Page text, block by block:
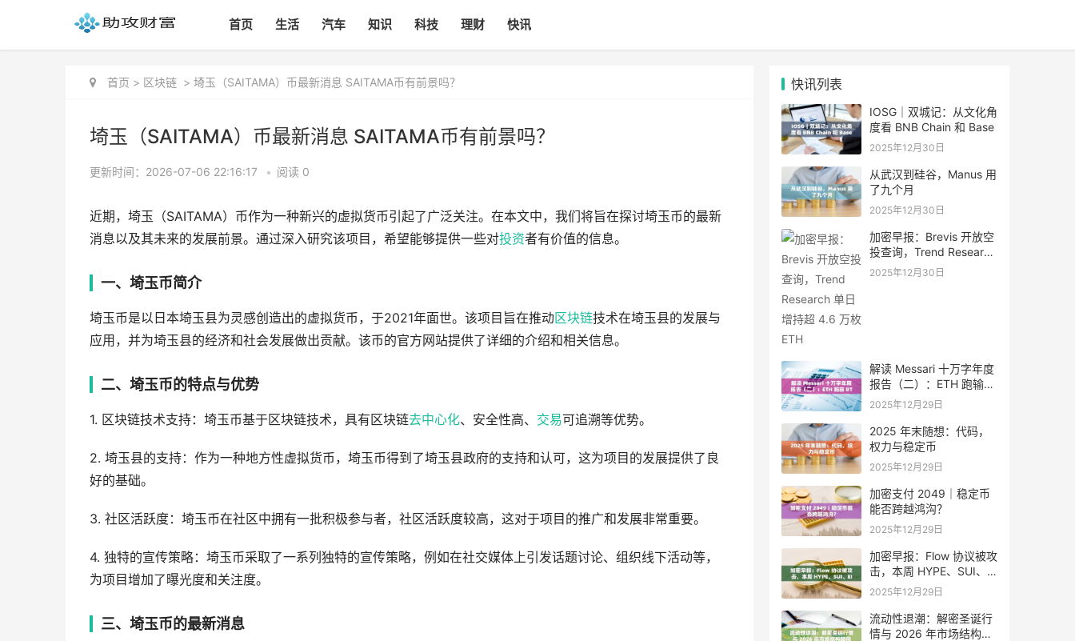
首页 生活 汽车 知识 科技 理财 快讯
首页 > 区块链 > 埼玉（SAITAMA）币最新消息 SAITAMA币有前景吗？
埼玉（SAITAMA）币最新消息 SAITAMA币有前景吗？
更新时间：2026-07-06 22:16:17 • 阅读 0
近期，埼玉（SAITAMA）币作为一种新兴的虚拟货币引起了广泛关注。在本文中，我们将旨在探讨埼玉币的最新
消息以及其未来的发展前景。通过深入研究该项目，希望能够提供一些对投资者有价值的信息。
一、埼玉币简介
埼玉币是以日本埼玉县为灵感创造出的虚拟货币，于2021年面世。该项目旨在推动区块链技术在埼玉县的发展与
应用，并为埼玉县的经济和社会发展做出贡献。该币的官方网站提供了详细的介绍和相关信息。
二、埼玉币的特点与优势
1. 区块链技术支持：埼玉币基于区块链技术，具有区块链去中心化、安全性高、 交易可追溯等优势。
2. 埼玉县的支持：作为一种地方性虚拟货币，埼玉币得到了埼玉县政府的支持和认可，这为项目的发展提供了良
好的基础。
3. 社区活跃度：埼玉币在社区中拥有一批积极参与者，社区活跃度较高，这对于项目的推广和发展非常重要。
4. 独特的宣传策略：埼玉币采取了一系列独特的宣传策略，例如在社交媒体上引发话题讨论、组织线下活动等，
为项目增加了曝光度和关注度。
三、埼玉币的最新消息
快讯列表
IOSG｜双城记：从文化角
度看 BNB Chain 和 Base
2025年12月30日
从武汉到硅谷，Manus 用
了九个月
2025年12月30日
加密早报：Brevis 开放空
投查询，Trend Research
单日增持超 4.6 万枚 ETH
2025年12月30日
解读 Messari 十万字年度
报告（二）：ETH 跑输
BTC，是边缘化还是定价
2025年12月29日
2025 年末随想：代码，
权力与稳定币
2025年12月29日
加密支付 2049｜稳定币
能否跨越鸿沟？
2025年12月29日
加密早报：Flow 协议被攻
击，本周 HYPE、SUI、
EIGEN 等代币将迎来大额
2025年12月29日
流动性退潮：解密圣诞行
情与 2026 年市场结构转